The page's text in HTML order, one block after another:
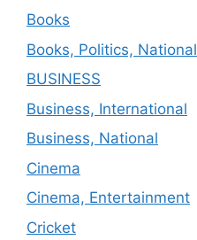
Books
Books, Politics, National
BUSINESS
Business, International
Business, National
Cinema
Cinema, Entertainment
Cricket